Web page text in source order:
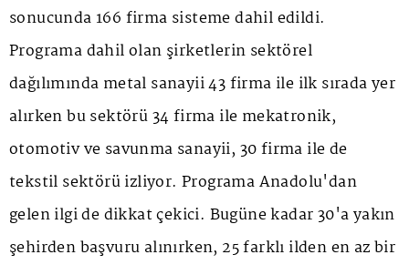
sonucunda 166 firma sisteme dahil edildi.
Programa dahil olan şirketlerin sektörel
dağılımında metal sanayii 43 firma ile ilk sırada yer
alırken bu sektörü 34 firma ile mekatronik,
otomotiv ve savunma sanayii, 30 firma ile de
tekstil sektörü izliyor. Programa Anadolu'dan
gelen ilgi de dikkat çekici. Bugüne kadar 30'a yakın
şehirden başvuru alınırken, 25 farklı ilden en az bir